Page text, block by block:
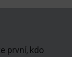
první, kdo